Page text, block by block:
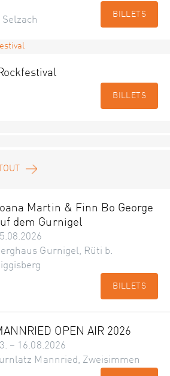
BILLETS
BILLETS
Martin & Finn Bo George
dem Gurnigel
Gurnigel, Rüti b.
BILLETS
OPEN AIR 2026
– 16.08.2026
Mannried, Zweisimmen